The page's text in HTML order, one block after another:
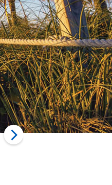
San Jose (CR)
de Nantes (FR)
06 nov.